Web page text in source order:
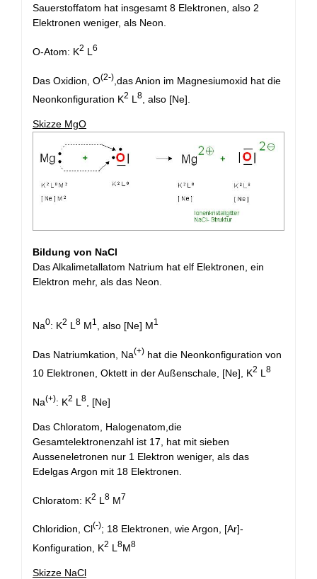
Sauerstoffatom hat insgesamt 8 Elektronen, also 2
Elektronen weniger, als Neon.
O-Atom: K2 L 6
Das Oxidion, O(2-) ,das Anion im Magnesiumoxid hat die
Neonkonfiguration K2 L 8 , also [Ne].
Skizze MgO
Bildung von NaCl
Das Alkalimetallatom Natrium hat elf Elektronen, ein
Elektron mehr, als das Neon.
Na0: K2 L 8 M1 , also [Ne] M1
Das Natriumkation, Na(+) hat die Neonkonfiguration von
10 Elektronen, Oktett in der Außenschale, [Ne], K2 L 8
Na(+): K2 L 8 , [Ne]
Das Chloratom, Halogenatom,die
Gesamtelektronenzahl ist 17, hat mit sieben
Ausseneletronen nur 1 Elektron weniger, als das
Edelgas Argon mit 18 Elektronen.
Chloratom: K2 L 8 M7
Chloridion, Cl(-); 18 Elektronen, wie Argon, [Ar]-
Konfiguration, K2 L 8M8
Skizze NaCl